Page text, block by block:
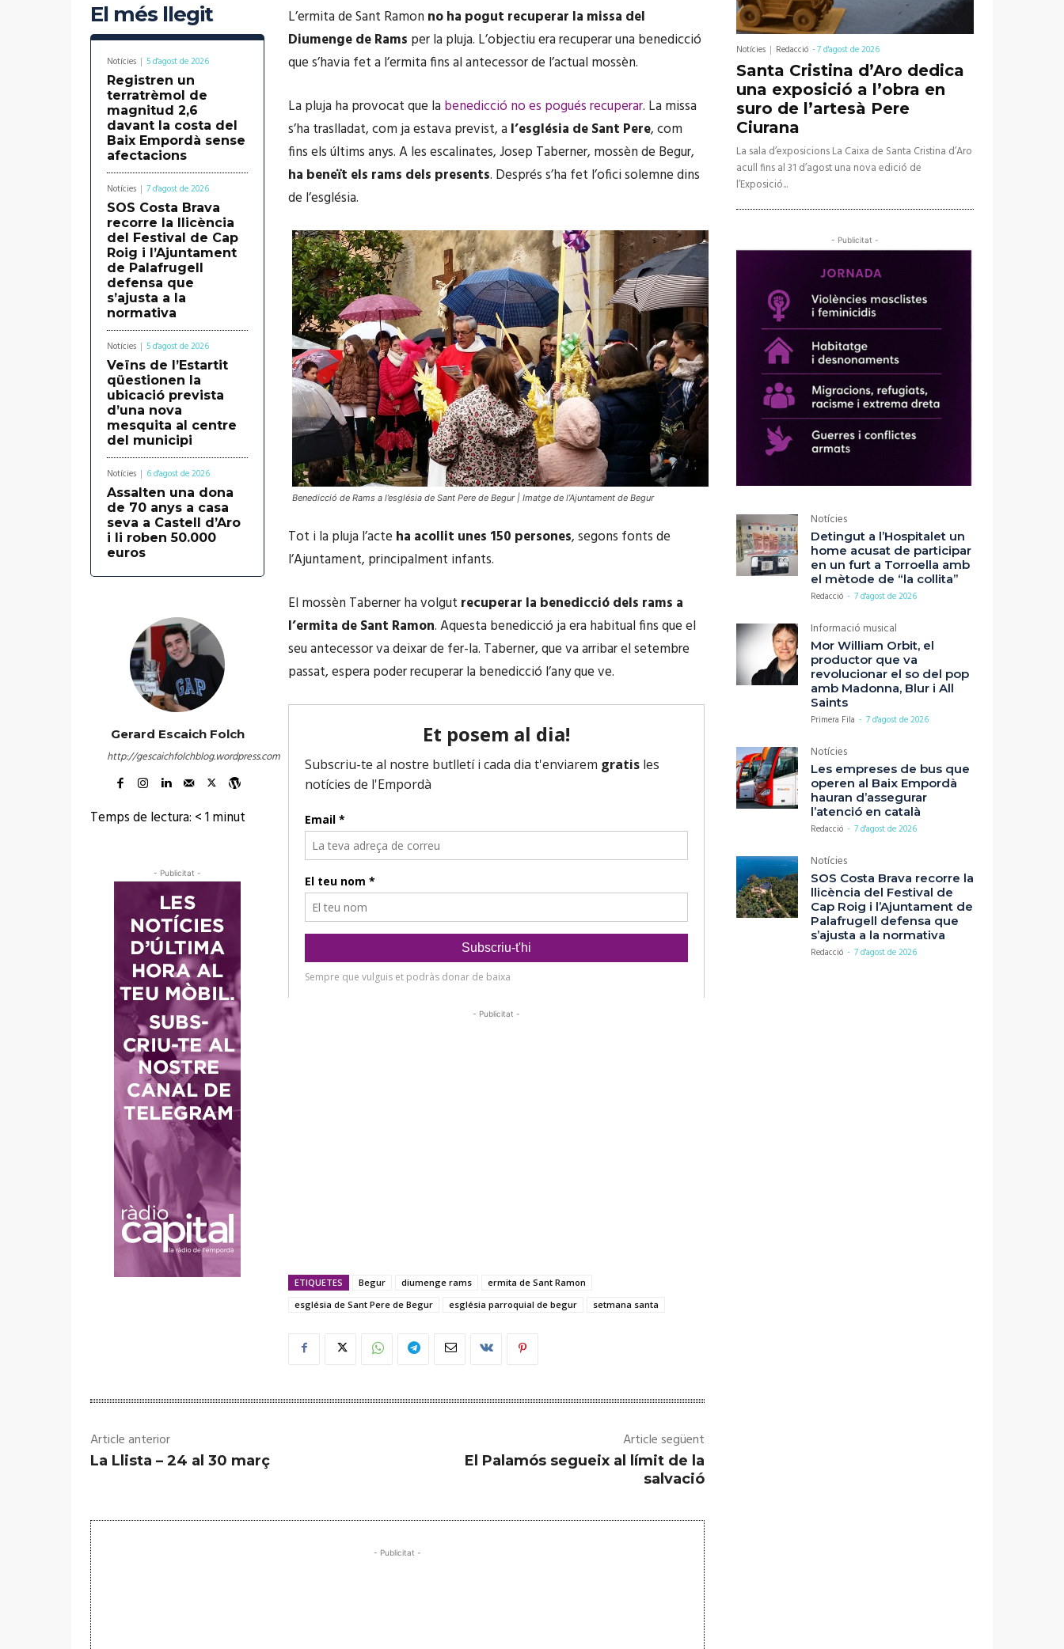
El més llegit
Notícies 5 d'agost de 2026
Registren un
terratrèmol de
magnitud 2,6
davant la costa del
Baix Empordà sense
afectacions
Notícies 7 d'agost de 2026
SOS Costa Brava
recorre la llicència
del Festival de Cap
Roig i l’Ajuntament
de Palafrugell
defensa que
s’ajusta a la
normativa
Notícies 5 d'agost de 2026
Veïns de l’Estartit
qüestionen la
ubicació prevista
d’una nova
mesquita al centre
del municipi
Notícies 6 d'agost de 2026
Assalten una dona
de 70 anys a casa
seva a Castell d’Aro
i li roben 50.000
euros
Gerard Escaich Folch
http://gescaichfolchblog.wordpress.com
Temps de lectura: < 1minut
- Publicitat -
L’ermita de Sant Ramon no ha pogut recuperar la missa del
Diumenge de Rams per la pluja. L’objectiu era recuperar una benedicció
que s’havia fet a l’ermita fins al antecessor de l’actual mossèn.
La pluja ha provocat que la benedicció no es pogués recuperar. La missa
s’ha traslladat, com ja estava previst, a l’església de Sant Pere, com
fins els últims anys. A les escalinates, Josep Taberner, mossèn de Begur,
ha beneït els rams dels presents. Després s’ha fet l’ofici solemne dins
de l’església.
Benedicció de Rams a l’església de Sant Pere de Begur | Imatge de l’Ajuntament de Begur
Tot i la pluja l’acte ha acollit unes 150 persones, segons fonts de
l’Ajuntament, principalment infants.
El mossèn Taberner ha volgut recuperar la benedicció dels rams a
l’ermita de Sant Ramon. Aquesta benedicció ja era habitual fins que el
seu antecessor va deixar de fer-la. Taberner, que va arribar el setembre
passat, espera poder recuperar la benedicció l’any que ve.
- Publicitat -
ETIQUETES Begur diumenge rams
ermita de Sant Ramon
església de Sant Pere de Begur
església parroquial de begur setmana santa
Article anterior
La Llista – 24 al 30 març
Article següent
El Palamós segueix al límit de la
salvació
- Publicitat -
Notícies Redacció -7 d'agost de 2026
Santa Cristina d’Aro dedica
una exposició a l’obra en
suro de l’artesà Pere
Ciurana
La sala d’exposicions La Caixa de Santa Cristina d’Aro
acull fins al 31 d’agost una nova edició de
l’Exposició...
- Publicitat -
Notícies
Detingut a l’Hospitalet un
home acusat de participar
en un furt a Torroella amb
el mètode de “la collita”
Redacció - 7 d'agost de 2026
Informació musical
Mor William Orbit, el
productor que va
revolucionar el so del pop
amb Madonna, Blur i All
Saints
Primera Fila - 7 d'agost de 2026
Notícies
Les empreses de bus que
operen al Baix Empordà
hauran d’assegurar
l’atenció en català
Redacció - 7 d'agost de 2026
Notícies
SOS Costa Brava recorre la
llicència del Festival de
Cap Roig i l’Ajuntament de
Palafrugell defensa que
s’ajusta a la normativa
Redacció - 7 d'agost de 2026